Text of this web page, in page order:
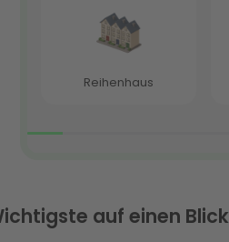
auf einen Blick